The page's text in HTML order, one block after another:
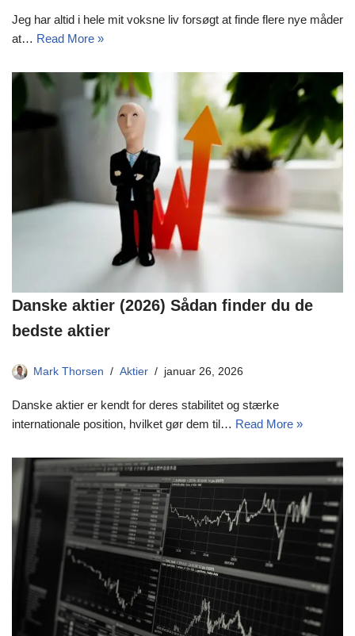
Jeg har altid i hele mit voksne liv forsøgt at finde flere nye måder
at… Read More »
Danske aktier (2026) Sådan finder du de
bedste aktier
Mark Thorsen Aktier januar 26, 2026
Danske aktier er kendt for deres stabilitet og stærke
internationale position, hvilket gør dem til… Read More »